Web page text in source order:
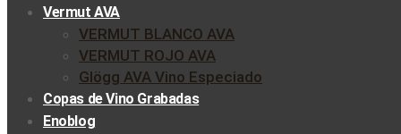
Vermut AVA
VERMUT BLANCO AVA
VERMUT ROJO AVA
Glögg AVA Vino Especiado
Copas de Vino Grabadas
Enoblog